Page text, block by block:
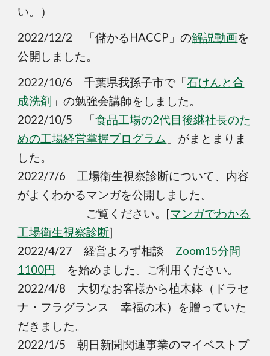
い。）
2022/12/2 「儲かるHACCP」の解説動画を
公開しました。
2022/10/6 千葉県我孫子市で「石けんと合
成洗剤 」の勉強会講師をしました。
2022/10/5 「食品工場の2代目後継社長のた
めの工場経営掌握プログラム 」がまとまりま
した。
2022/7/6 工場衛生視察診断について、内容
がよくわかるマンガを公開しました。
ご覧ください。[マンガでわかる
工場衛生視察診断]
2022/4/27 経営よろず相談 Zoom15分間
1100円
を始めました。ご利用ください。
2022/4/8 大切なお客様から植木鉢（ドラセ
ナ・フラグランス 幸福の木）を贈っていた
だきました。
2022/1/5 朝日新聞関連事業のマイベストプ